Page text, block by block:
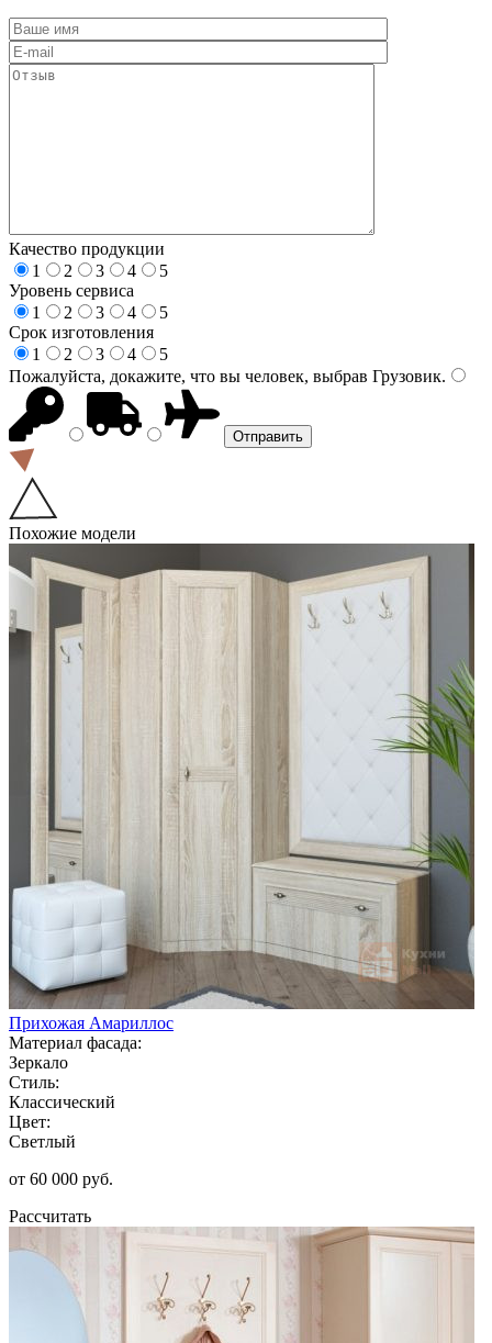
Качество продукции
1
2 3 4
5
Уровень сервиса
1
2 3 4
5
Срок изготовления
1
2 3 4
5
Пожалуйста, докажите, что вы человек, выбрав Грузовик.
Похожие модели
Прихожая Амариллос
Материал фасада:
Зеркало
Стиль:
Классический
Цвет:
Светлый
от 60 000 руб.
Рассчитать